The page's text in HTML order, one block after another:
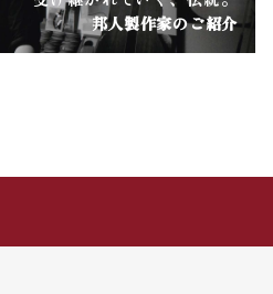
邦人製作家のご紹介